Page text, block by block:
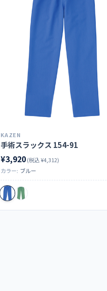
KAZEN
手術スラックス 154-91
¥3,920 (税込 ¥4,312)
カラー: ブルー